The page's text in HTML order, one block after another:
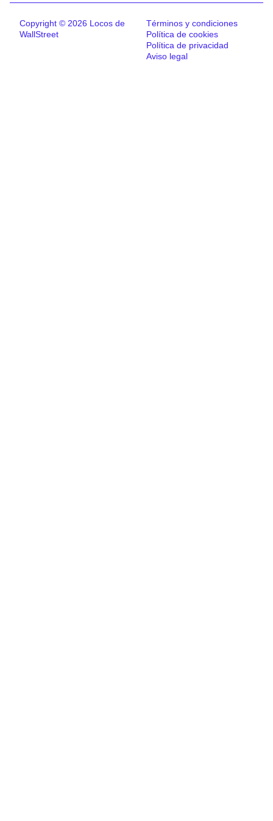
Copyright © 2026 Locos de
WallStreet
Términos y condiciones
Política de cookies
Política de privacidad
Aviso legal